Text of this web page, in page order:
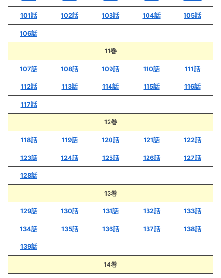
101話 102話 103話 104話 105話
106話
11巻
107話 108話 109話 110話 111話
112話 113話 114話 115話 116話
117話
12巻
118話 119話 120話 121話 122話
123話 124話 125話 126話 127話
128話
13巻
129話 130話 131話 132話 133話
134話 135話 136話 137話 138話
139話
14巻